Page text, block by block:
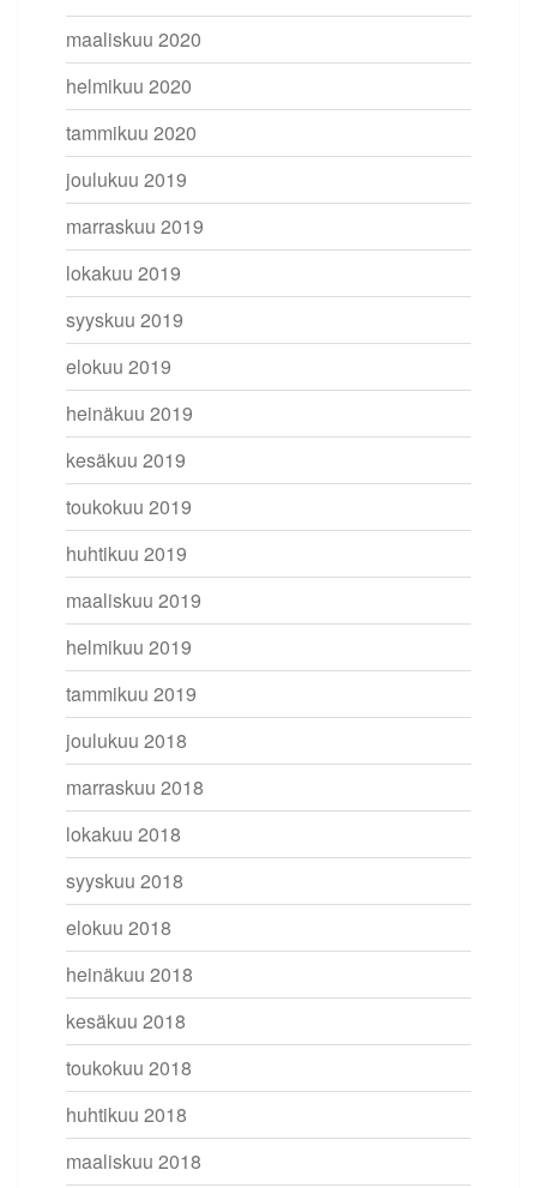
maaliskuu 2020
helmikuu 2020
tammikuu 2020
joulukuu 2019
marraskuu 2019
lokakuu 2019
syyskuu 2019
elokuu 2019
heinäkuu 2019
kesäkuu 2019
toukokuu 2019
huhtikuu 2019
maaliskuu 2019
helmikuu 2019
tammikuu 2019
joulukuu 2018
marraskuu 2018
lokakuu 2018
syyskuu 2018
elokuu 2018
heinäkuu 2018
kesäkuu 2018
toukokuu 2018
huhtikuu 2018
maaliskuu 2018